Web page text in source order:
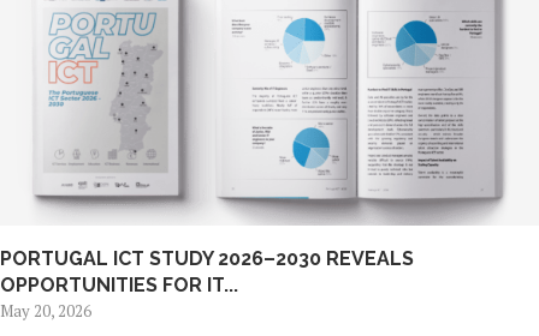
PORTUGAL ICT STUDY 2026–2030 REVEALS
OPPORTUNITIES FOR IT...
May 20, 2026